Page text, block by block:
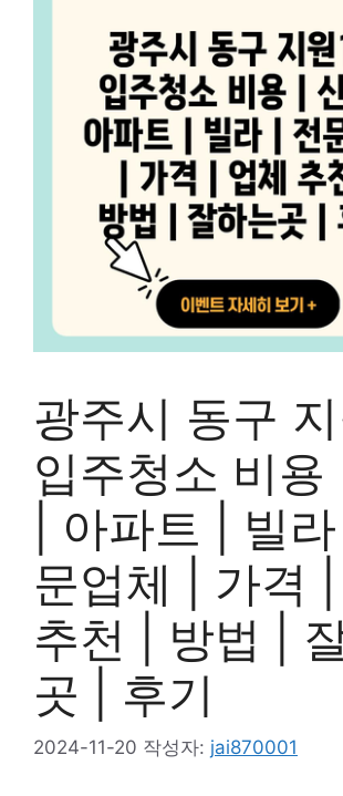
광주시 동구
입주청소 비용
| 아파트 | 빌
문업체 | 가격
추천 | 방법 |
곳 | 후기
2024-11-20 작성자: jai870001